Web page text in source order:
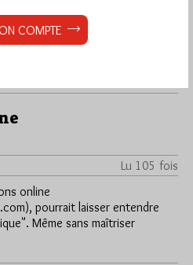
de l'avion de San Franciso, le
Lu 105 fois
online
pourrait laisser entendre
Même sans maîtriser
COMPTE